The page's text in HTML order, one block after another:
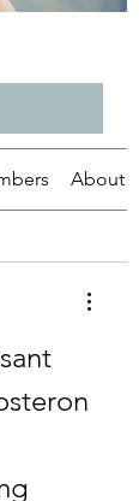
About